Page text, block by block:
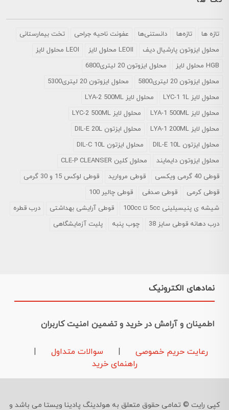
تازه ها تازه‌ها دانستنی‌ها عفونت ناحیه جراحی
تخت بیمارستانی
محلول ايزوتون پارشيال ديف
LEOII محلول لایز
LEOI محلول لایز
HGB محلول لایز
محلول ایزوتون 20 لیتری6800
محلول ایزوتون 20 لیتری5800
محلول ایزوتون 20 لیتری5300
محلول لایز LYC-1 1L
محلول لایز LYA-2 500ML
محلول لایز LYA-1 500ML
محلول لایز LYC-2 500ML
محلول لایز LYA-1 200ML
محلول ایزتون DIL-E 20L
محلول ایزتون DIL-E 10L
محلول ایزتون DIL-C 10L
محلول ایزوتون دایمایند
محلول کلین CLE-P CLEANSER
قوطی 40 گرمی ویکسی
قوطی مروارید
قوطی لوکس 15 و 30 گرمی
قوطی کرمی
قوطی صدفی
قوطی چالیر 100
شیشه ی پنیسیلینی 5cc تا 100cc
قوطی آرایشی بهداشتی
درب قطره
درب دهانه قوطی سایز 38
چوب پنبه پلیت آزمایشگاهی
نمادهای الکترونیک
اطمینان و آرامش در خرید و تضمین امنیت کاربران
رعایت حریم خصوصی سوالات متداول
راهنمای خرید
کپی رایت © تمامی حقوق متعلق به هولدینگ پادینا ویستا می باشد و